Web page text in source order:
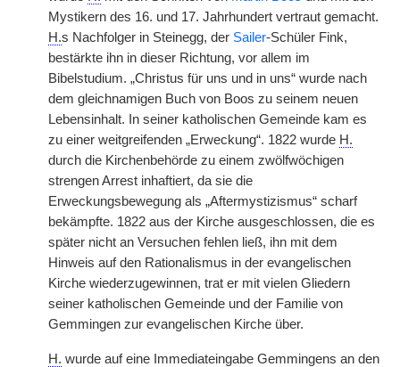
Mystikern des 16. und 17. Jahrhundert vertraut gemacht.
H.s Nachfolger in Steinegg, der Sailer-Schüler Fink,
bestärkte ihn in dieser Richtung, vor allem im
Bibelstudium. „Christus für uns und in uns“ wurde nach
dem gleichnamigen Buch von Boos zu seinem neuen
Lebensinhalt. In seiner katholischen Gemeinde kam es
zu einer weitgreifenden „Erweckung“. 1822 wurde H.
durch die Kirchenbehörde zu einem zwölfwöchigen
strengen Arrest inhaftiert, da sie die
Erweckungsbewegung als „Aftermystizismus“ scharf
bekämpfte. 1822 aus der Kirche ausgeschlossen, die es
später nicht an Versuchen fehlen ließ, ihn mit dem
Hinweis auf den Rationalismus in der evangelischen
Kirche wiederzugewinnen, trat er mit vielen Gliedern
seiner katholischen Gemeinde und der Familie von
Gemmingen zur evangelischen Kirche über.
H. wurde auf eine Immediateingabe Gemmingens an den